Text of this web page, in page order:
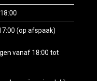
(op afspaak)
vanaf 18:00 tot